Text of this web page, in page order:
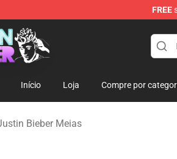
FREE
Merchandise Shop
Início Loja Compre por
Bieber Meias